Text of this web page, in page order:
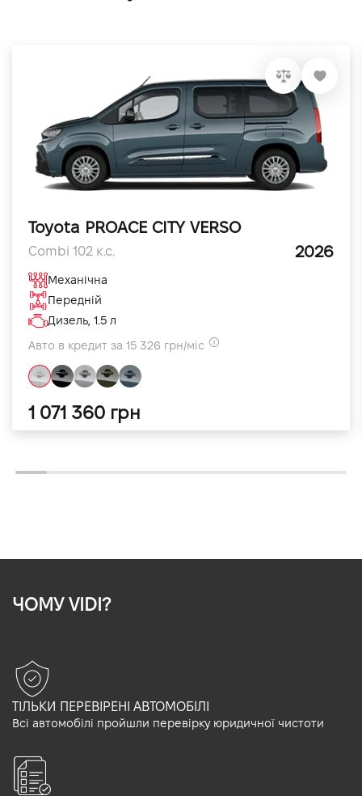
Toyota PROACE CITY VERSO
Combi 102 к.с. 2026
Механічна
Передній
Дизель, 1.5 л
Авто в кредит за 15 326 грн/міс
1 071 360 грн
ЧОМУ VIDI?
ТІЛЬКИ ПЕРЕВІРЕНІ АВТОМОБІЛІ
Всі автомобілі пройшли перевірку юридичної чистоти